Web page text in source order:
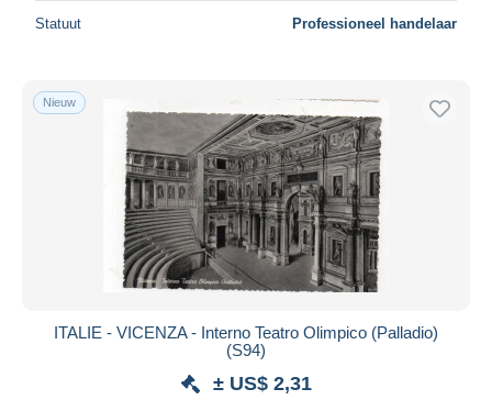
Statuut Professioneel handelaar
Nieuw
ITALIE - VICENZA - Interno Teatro Olimpico (Palladio)
(S94)
± US$ 2,31